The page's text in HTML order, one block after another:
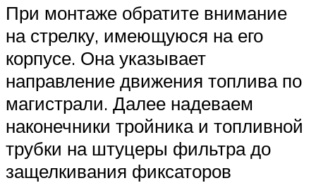
При монтаже обратите внимание
на стрелку, имеющуюся на его
корпусе. Она указывает
направление движения топлива по
магистрали. Далее надеваем
наконечники тройника и топливной
трубки на штуцеры фильтра до
защелкивания фиксаторов